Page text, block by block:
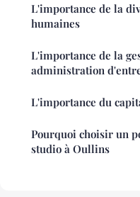
L'importance de la
humaines
L'importance de la
administration
L'importance du
Pourquoi choisir un
studio à Oullins